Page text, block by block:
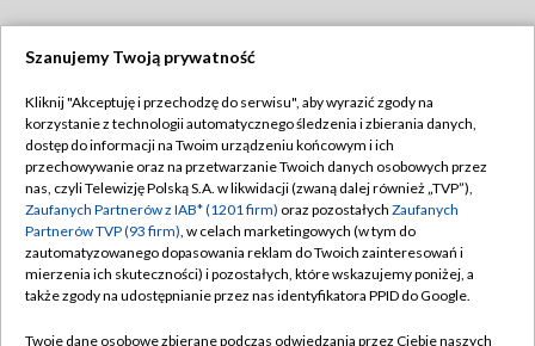
TVP
Abonament TVP
Emisja w TVP
Centrum informacji TVP
Naziemna Telewizja Cyfrowa
Regulamin TVP
Polityka prywatności
Moje zgody
Pomoc
Szanujemy Twoją prywatność
Kliknij "Akceptuję i przechodzę do serwisu", aby wyrazić zgody na
korzystanie z technologii automatycznego śledzenia i zbierania danych,
dostęp do informacji na Twoim urządzeniu końcowym i ich
przechowywanie oraz na przetwarzanie Twoich danych osobowych przez
nas, czyli Telewizję Polską S.A. w likwidacji (zwaną dalej również „TVP”),
Zaufanych Partnerów z IAB* (1201 firm) oraz pozostałych Zaufanych
Partnerów TVP (93 firm), w celach marketingowych (w tym do
zautomatyzowanego dopasowania reklam do Twoich zainteresowań i
mierzenia ich skuteczności) i pozostałych, które wskazujemy poniżej, a
także zgody na udostępnianie przez nas identyfikatora PPID do Google.
Twoje dane osobowe zbierane podczas odwiedzania przez Ciebie naszych